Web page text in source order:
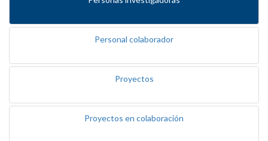
Personal colaborador
Proyectos
Proyectos en colaboración